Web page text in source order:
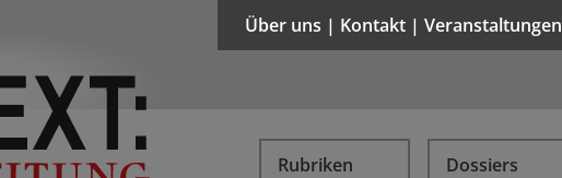
Über uns | Kontakt | Veranstaltungen
Rubriken Dossiers